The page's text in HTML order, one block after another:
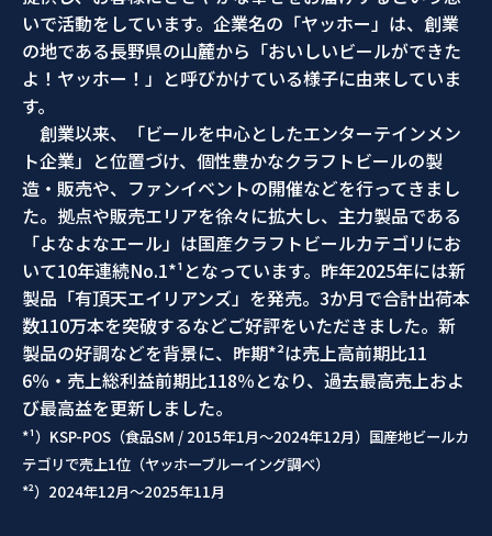
いで活動をしています。企業名の「ヤッホー」は、創業
の地である長野県の山麓から「おいしいビールができた
よ！ヤッホー！」と呼びかけている様子に由来していま
す。
創業以来、「ビールを中心としたエンターテインメン
ト企業」と位置づけ、個性豊かなクラフトビールの製
造・販売や、ファンイベントの開催などを行ってきまし
た。拠点や販売エリアを徐々に拡大し、主力製品である
「よなよなエール」は国産クラフトビールカテゴリにお
いて10年連続No.1*¹となっています。昨年2025年には新
製品「有頂天エイリアンズ」を発売。3か月で合計出荷本
数110万本を突破するなどご好評をいただきました。新
製品の好調などを背景に、昨期*²は売上高前期比11
6％・売上総利益前期比118％となり、過去最高売上およ
び最高益を更新しました。
*¹）KSP-POS（食品SM / 2015年1月～2024年12月）国産地ビールカ
テゴリで売上1位（ヤッホーブルーイング調べ）
*²）2024年12月～2025年11月